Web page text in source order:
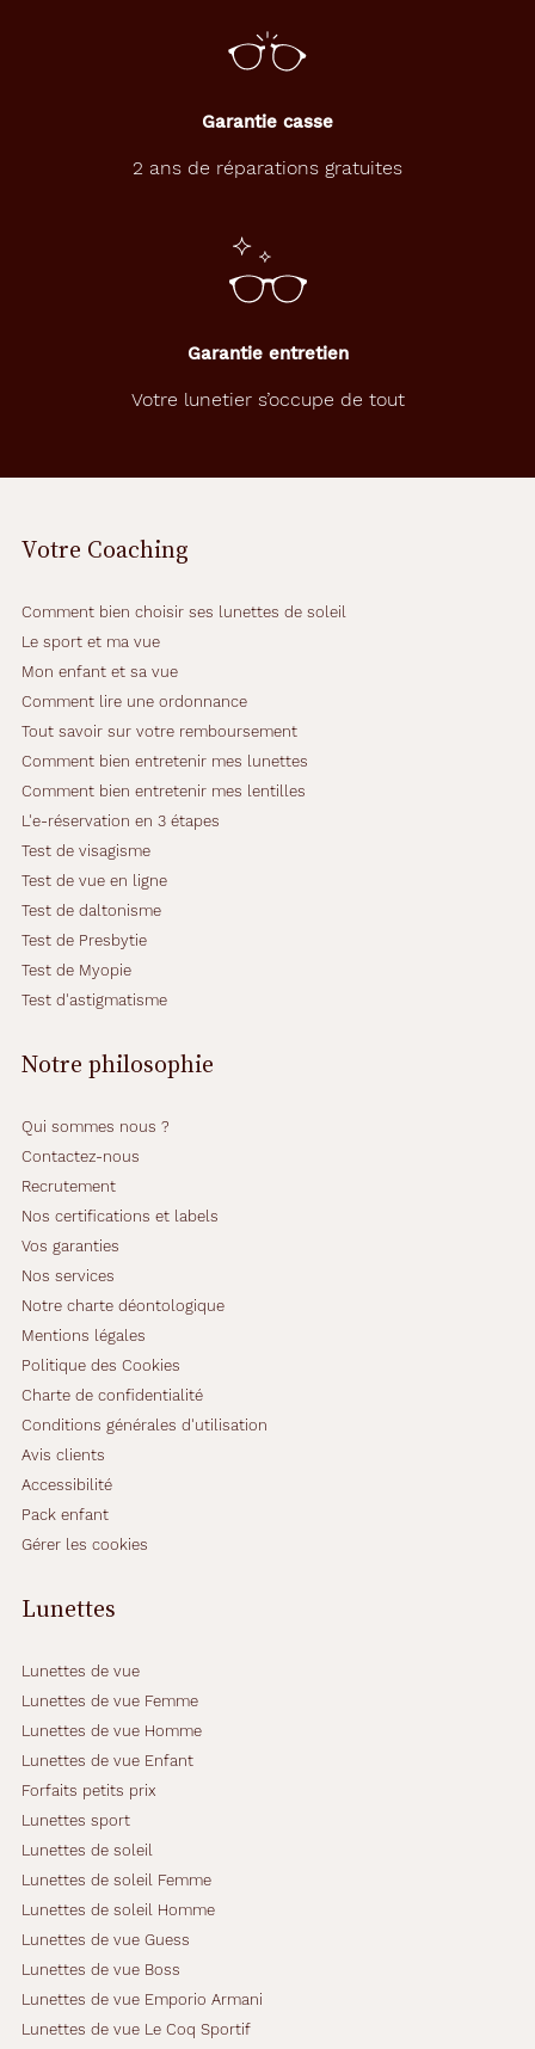
Garantie casse
2 ans de réparations gratuites
Garantie entretien
Votre lunetier s’occupe de tout
Votre Coaching
Comment bien choisir ses lunettes de soleil
Le sport et ma vue
Mon enfant et sa vue
Comment lire une ordonnance
Tout savoir sur votre remboursement
Comment bien entretenir mes lunettes
Comment bien entretenir mes lentilles
L'e-réservation en 3 étapes
Test de visagisme
Test de vue en ligne
Test de daltonisme
Test de Presbytie
Test de Myopie
Test d'astigmatisme
Notre philosophie
Qui sommes nous ?
Contactez-nous
Recrutement
Nos certifications et labels
Vos garanties
Nos services
Notre charte déontologique
Mentions légales
Politique des Cookies
Charte de confidentialité
Conditions générales d'utilisation
Avis clients
Accessibilité
Pack enfant
Gérer les cookies
Lunettes
Lunettes de vue
Lunettes de vue Femme
Lunettes de vue Homme
Lunettes de vue Enfant
Forfaits petits prix
Lunettes sport
Lunettes de soleil
Lunettes de soleil Femme
Lunettes de soleil Homme
Lunettes de vue Guess
Lunettes de vue Boss
Lunettes de vue Emporio Armani
Lunettes de vue Le Coq Sportif